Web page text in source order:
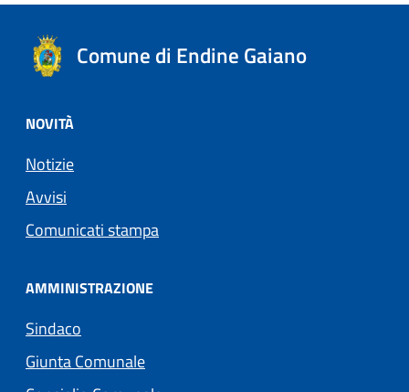
Comune di Endine Gaiano
NOVITÀ
Notizie
Avvisi
Comunicati stampa
AMMINISTRAZIONE
Sindaco
Giunta Comunale